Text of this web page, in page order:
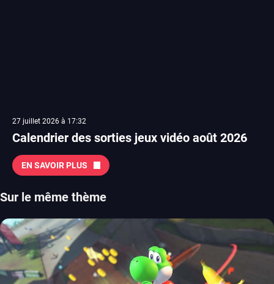
27 juillet 2026 à 17:32
Calendrier des sorties jeux vidéo août 2026
EN SAVOIR PLUS
Sur le même thème